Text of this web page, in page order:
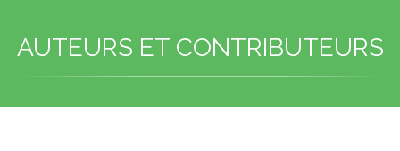
AUTEURS ET CONTRIBUTEURS